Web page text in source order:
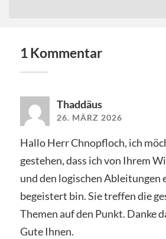
1 Kommentar
Thaddäus
26. MÄRZ 2026
Hallo Herr Chnopfloch, ich
gestehen, dass ich von Ihrem
und den logischen Ableitungen
begeistert bin. Sie treffen die
Themen auf den Punkt. Danke
Gute Ihnen.